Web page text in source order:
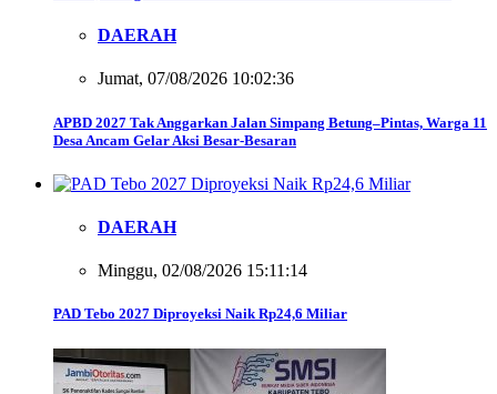
DAERAH
Jumat, 07/08/2026 10:02:36
APBD 2027 Tak Anggarkan Jalan Simpang Betung–Pintas, Warga 11
Desa Ancam Gelar Aksi Besar-Besaran
DAERAH
Minggu, 02/08/2026 15:11:14
PAD Tebo 2027 Diproyeksi Naik Rp24,6 Miliar